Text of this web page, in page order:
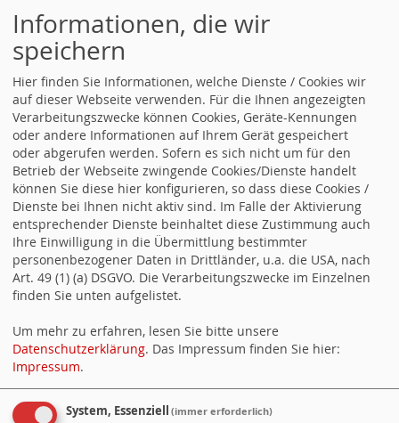
Zukunftschancen der jungen Generation. Dank der SPD
wurde in den letzten Jahren vieles erreicht aber es liegen
noch große Aufgaben vor uns. Eines der drängendsten
Probleme der Zukunft wird der Fachkräftemangel
insbesondere in der Ländlichen Region sein. Deshalb ist es
wichtig, unsere Region attraktiv zu machen damit Menschen
gerne bei uns leben möchten. Hier sind all unsere
Anstrengungen notwendig.
Ihr
Daniel Steinrode
Daniel Steinrode auf Facebook
Daniel Steinrode auf Twitter
Informationen, die wir
speichern
Hier finden Sie Informationen, welche Dienste / Cookies wir
auf dieser Webseite verwenden. Für die Ihnen angezeigten
Verarbeitungszwecke können Cookies, Geräte-Kennungen
oder andere Informationen auf Ihrem Gerät gespeichert
oder abgerufen werden. Sofern es sich nicht um für den
Betrieb der Webseite zwingende Cookies/Dienste handelt
können Sie diese hier konfigurieren, so dass diese Cookies /
Dienste bei Ihnen nicht aktiv sind. Im Falle der Aktivierung
entsprechender Dienste beinhaltet diese Zustimmung auch
Ihre Einwilligung in die Übermittlung bestimmter
personenbezogener Daten in Drittländer, u.a. die USA, nach
Art. 49 (1) (a) DSGVO. Die Verarbeitungszwecke im Einzelnen
finden Sie unten aufgelistet.
Um mehr zu erfahren, lesen Sie bitte unsere
Datenschutzerklärung. Das Impressum finden Sie hier:
Impressum.
System, Essenziell (immer erforderlich)